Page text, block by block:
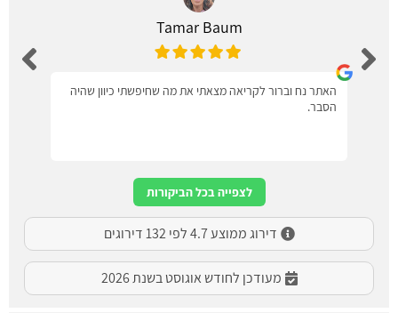
Tamar Baum
האתר נח וברור לקריאה מצאתי את מה שחיפשתי כיוון שהיה
הסבר.
לצפייה בכל הביקורות
דירוג ממוצע 4.7 לפי 132 דירוגים
מעודכן לחודש אוגוסט בשנת 2026